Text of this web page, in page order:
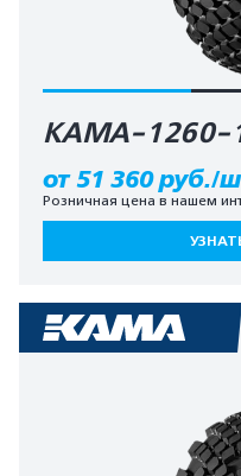
КАМА-1260-
от 51 360 руб./
Розничная цена в нашем